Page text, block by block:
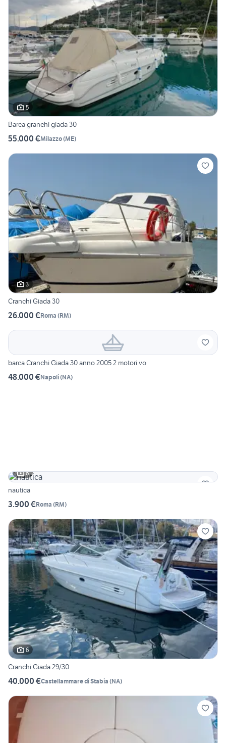
5
Barca granchi giada 30
55.000 €Milazzo(ME)
3
Cranchi Giada 30
26.000 €Roma (RM)
barca Cranchi Giada 30 anno 2005 2 motori vo
48.000 €Napoli(NA)
6
nautica
3.900 €Roma (RM)
6
Cranchi Giada 29/30
40.000 €Castellammare di Stabia (NA)